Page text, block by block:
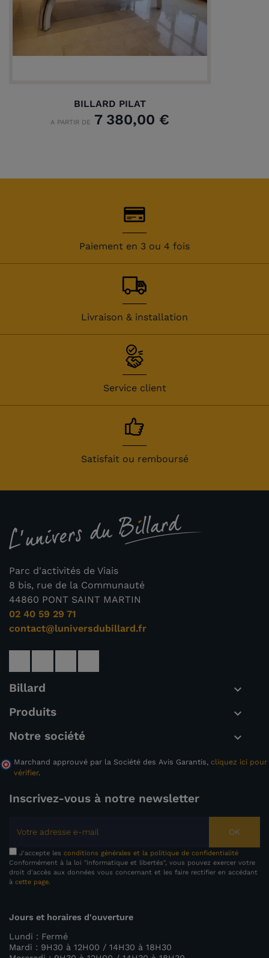
BILLARD PILAT
A PARTIR DE 7 380,00 €
Paiement en 3 ou 4 fois
Livraison & installation
Service client
Satisfait ou remboursé
Parc d'activités de Viais
8 bis, rue de la Communauté
44860 PONT SAINT MARTIN
02 40 59 29 71
contact@luniversdubillard.fr
Billard 
Produits 
Notre société 
Marchand approuvé par la Société des Avis Garantis, cliquez ici pour
vérifier.
Inscrivez-vous à notre newsletter
OK
J'accepte les conditions générales et la politique de confidentialité
Conformément à la loi "informatique et libertés", vous pouvez exercer votre
droit d'accès aux données vous concernant et les faire rectifier en accédant
à cette page
Jours et horaires d'ouverture
Lundi : Fermé
Mardi : 9H30 à 12H00 / 14H30 à 18H30